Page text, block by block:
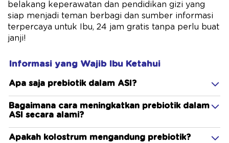
belakang keperawatan dan pendidikan gizi yang
siap menjadi teman berbagi dan sumber informasi
terpercaya untuk Ibu, 24 jam gratis tanpa perlu buat
janji!
Informasi yang Wajib Ibu Ketahui
Apa saja prebiotik dalam ASI?
Bagaimana cara meningkatkan prebiotik dalam
ASI secara alami?
Apakah kolostrum mengandung prebiotik?